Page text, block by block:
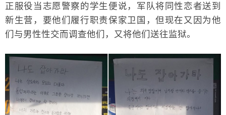
正服役当志愿警察的学生便说，军队将同性恋者送到
新生营，要他们履行职责保家卫国，但现在又因为他
们与男性性交而调查他们，又将他们送往监狱。